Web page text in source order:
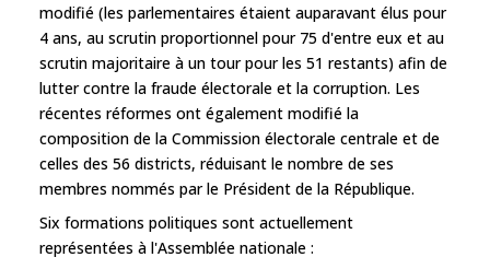
modifié (les parlementaires étaient auparavant élus pour
4 ans, au scrutin proportionnel pour 75 d'entre eux et au
scrutin majoritaire à un tour pour les 51 restants) afin de
lutter contre la fraude électorale et la corruption. Les
récentes réformes ont également modifié la
composition de la Commission électorale centrale et de
celles des 56 districts, réduisant le nombre de ses
membres nommés par le Président de la République.
Six formations politiques sont actuellement
représentées à l'Assemblée nationale :